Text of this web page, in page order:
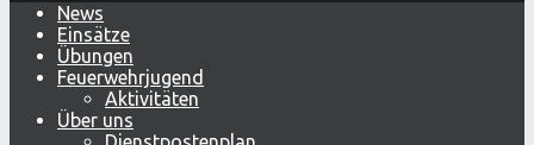
News
Einsätze
Übungen
Feuerwehrjugend
Aktivitäten
Über uns